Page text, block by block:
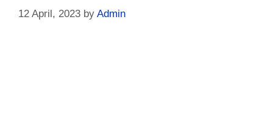
12 April, 2023 by Admin